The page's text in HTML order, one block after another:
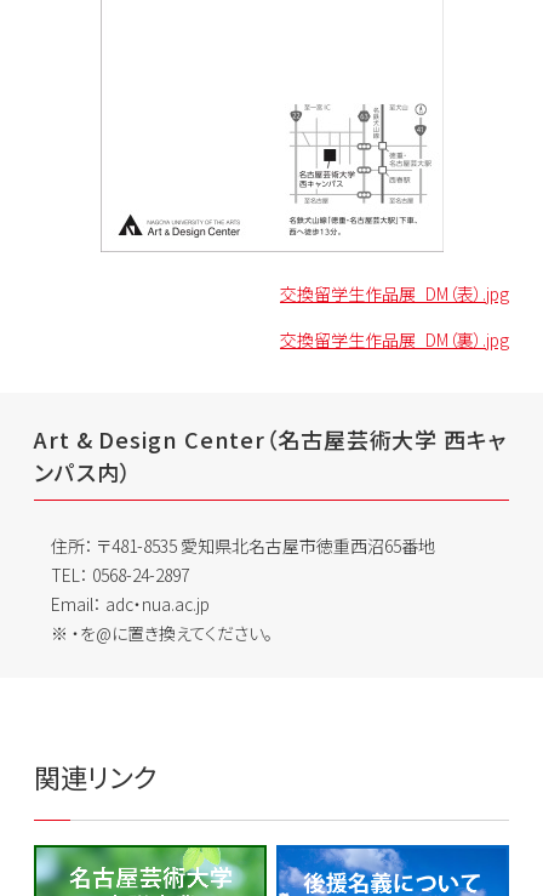
交換留学生作品展_DM（表）.jpg
交換留学生作品展_DM（裏）.jpg
Art & Design Center（名古屋芸術大学 西キャ
ンパス内）
住所： 〒481-8535 愛知県北名古屋市徳重西沼65番地
TEL： 0568-24-2897
Email： adc・nua.ac.jp
・を@に置き換えてください。
関連リンク